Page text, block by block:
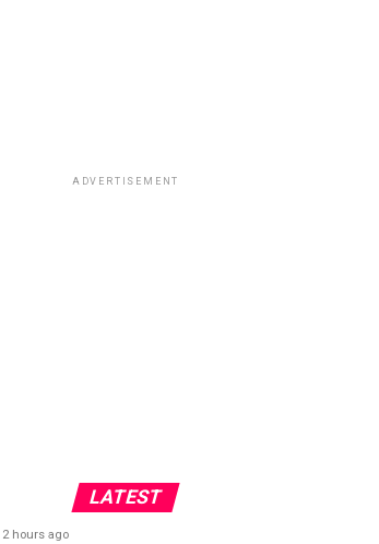
ADVERTISEMENT
LATEST
2 hours ago